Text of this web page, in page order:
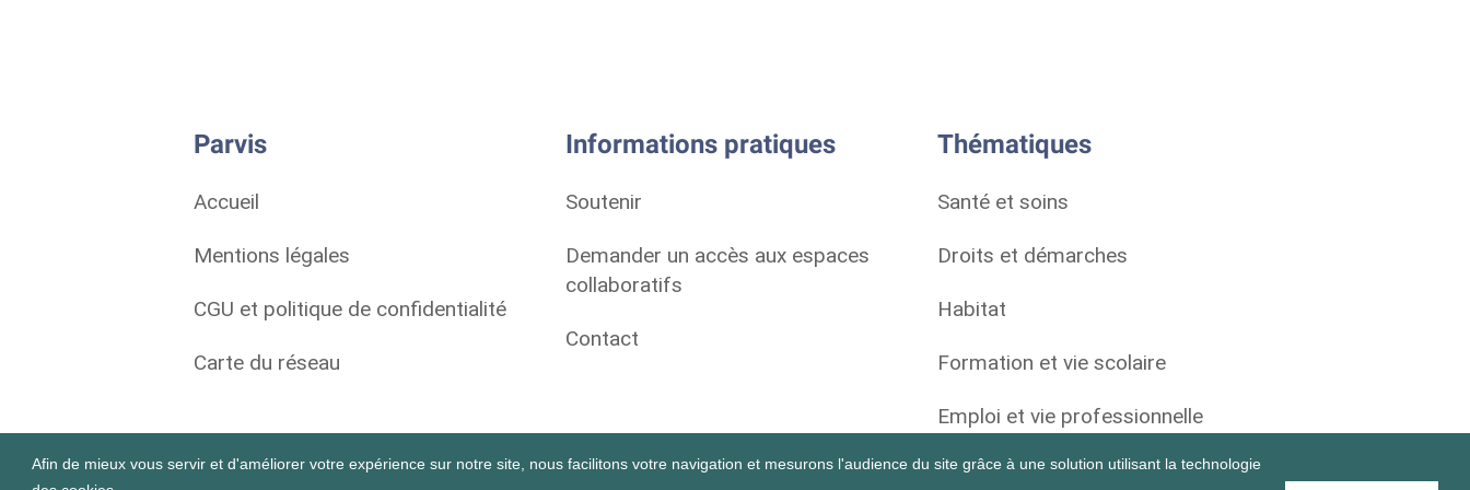
Afin de mieux vous servir et d'améliorer votre expérience sur notre site, nous facilitons votre navigation et mesurons l'audience du site grâce à une solution utilisant la technologie
Parvis
Accueil
Mentions légales
CGU et politique de confidentialité
Carte du réseau
Informations pratiques
Soutenir
Demander un accès aux espaces
collaboratifs
Contact
Thématiques
Santé et soins
Droits et démarches
Habitat
Formation et vie scolaire
Emploi et vie professionnelle
Vie personnelle et sociale